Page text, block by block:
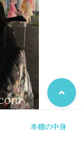
本棚の中身